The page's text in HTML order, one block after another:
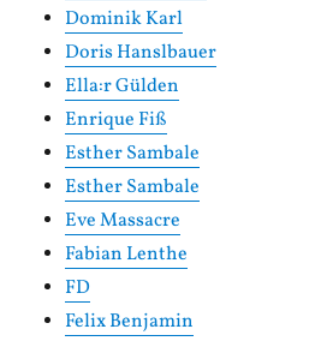
Dominik Karl
Doris Hanslbauer
Ella:r Gülden
Enrique Fiß
Esther Sambale
Esther Sambale
Eve Massacre
Fabian Lenthe
FD
Felix Benjamin